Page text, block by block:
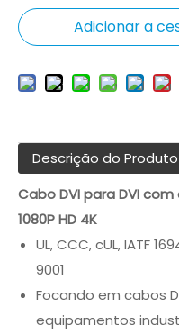
Adicionar a
Descrição do Produto
Cabo DVI para DVI
1080P HD 4K
UL, CCC, cUL, IATF
9001
Focando em cabos
equipamentos